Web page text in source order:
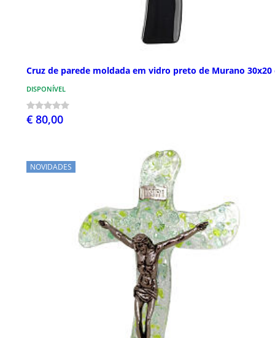
Cruz de parede moldada em vidro preto de Murano 30x20
DISPONÍVEL
€ 80,00
NOVIDADES